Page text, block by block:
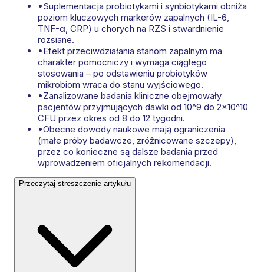
•Suplementacja probiotykami i synbiotykami obniża
poziom kluczowych markerów zapalnych (IL-6,
TNF-α, CRP) u chorych na RZS i stwardnienie
rozsiane.
•Efekt przeciwdziałania stanom zapalnym ma
charakter pomocniczy i wymaga ciągłego
stosowania – po odstawieniu probiotyków
mikrobiom wraca do stanu wyjściowego.
•Zanalizowane badania kliniczne obejmowały
pacjentów przyjmujących dawki od 10^9 do 2x10^10
CFU przez okres od 8 do 12 tygodni.
•Obecne dowody naukowe mają ograniczenia
(małe próby badawcze, zróżnicowane szczepy),
przez co konieczne są dalsze badania przed
wprowadzeniem oficjalnych rekomendacji.
Przeczytaj streszczenie artykułu